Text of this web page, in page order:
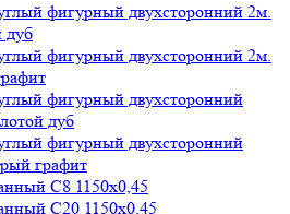
фигурный двухсторонний 2м.
дуб
фигурный двухсторонний 2м.
фигурный двухсторонний
дуб
фигурный двухсторонний
графит
С8 1150х0,45
С20 1150х0,45